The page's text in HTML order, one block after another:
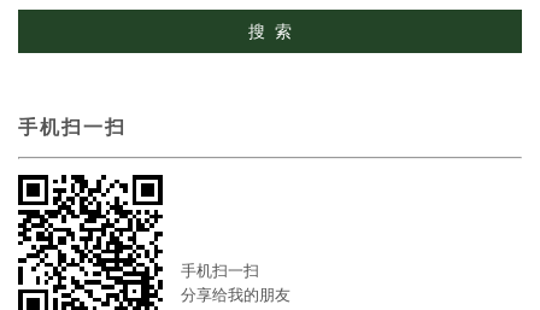
手机扫一扫
手机扫一扫
分享给我的朋友